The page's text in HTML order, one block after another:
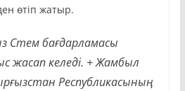
өтіп жатыр.
Стем бағдарламасы
жасап келеді. + Жамбыл
Республикасының